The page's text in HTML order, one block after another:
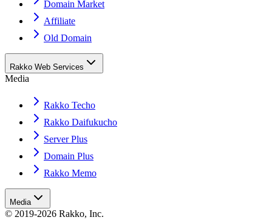
Domain Market
Affiliate
Old Domain
Rakko Web Services
Media
Rakko Techo
Rakko Daifukucho
Server Plus
Domain Plus
Rakko Memo
Media
© 2019-2026 Rakko, Inc.